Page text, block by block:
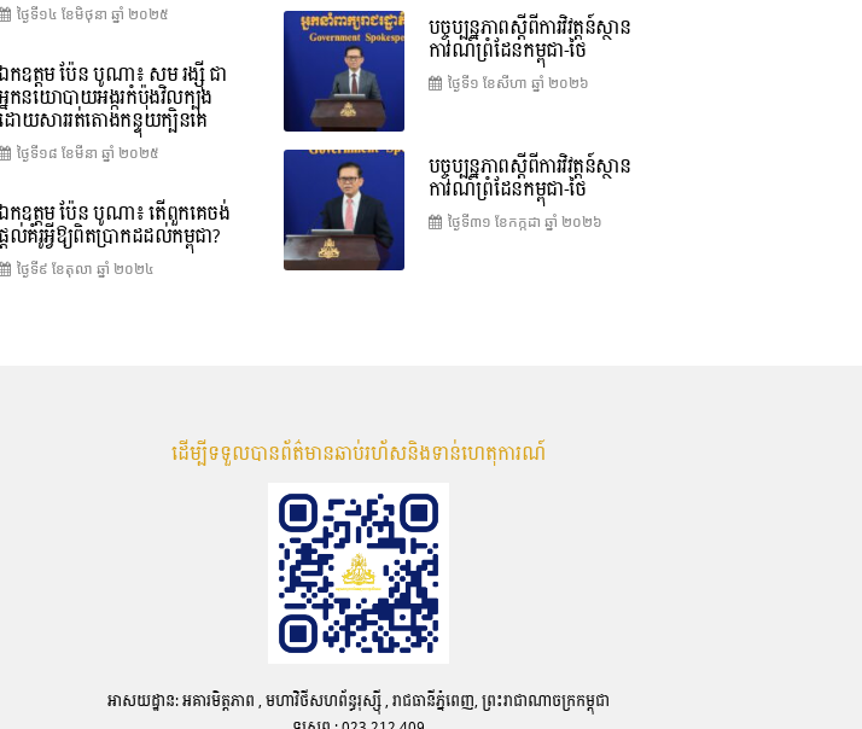
ថ្ងៃទី១៤ ខែ​មិថុនា ឆ្នាំ ២០២៥
កឧត្តម ប៉ែន បូណា៖ សម រង្ស៊ី ជា
នកនយោបាយអង្ករកំប៉ុងវិលក្បុង
ោយសាររត់តោងកន្ទុយក្បិនគេ
ថ្ងៃទី១៨ ខែ​មីនា ឆ្នាំ ២០២៥
កឧត្តម ប៉ែន បូណា៖ តើពួកគេចង់
ផ្តល់គំរូអ្វីឱ្យពិតប្រាកដដល់កម្ពុជា?
ថ្ងៃទី៩ ខែ​តុលា ឆ្នាំ ២០២៤
បច្ចុប្បន្នភាពស្ដីពីការវិវត្តន៍ស្ថាន
ការណ៍ព្រំដែនកម្ពុជា-ថៃ
ថ្ងៃទី១ ខែ​សីហា ឆ្នាំ ២០២៦
បច្ចុប្បន្នភាពស្ដីពីការវិវត្តន៍ស្ថាន
ការណ៍ព្រំដែនកម្ពុជា-ថៃ
ថ្ងៃទី៣១ ខែ​កក្កដា ឆ្នាំ ២០២៦
ដើម្បីទទួលបានព័ត៌មានឆាប់រហ័សនិងទាន់ហេតុការណ៍
អាសយដ្ឋាន: អគារមិត្តភាព , មហាវិថីសហព័ន្ធរុស្ស៊ី , រាជធានីភ្នំពេញ, ព្រះរាជាណាចក្រកម្ពុជា